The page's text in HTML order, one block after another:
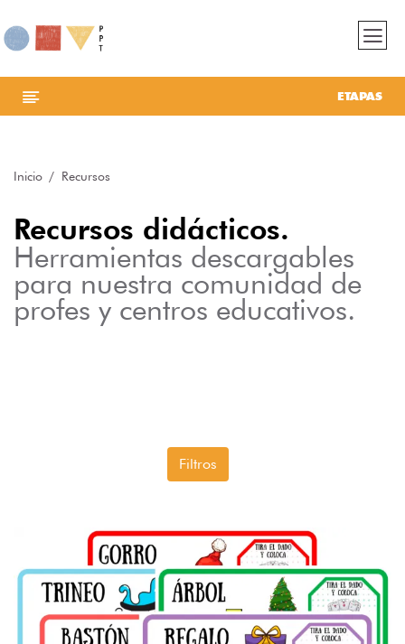
ETAPAS
Inicio Recursos
Recursos didácticos.
Herramientas descargables
para nuestra comunidad de
profes y centros educativos.
Filtros